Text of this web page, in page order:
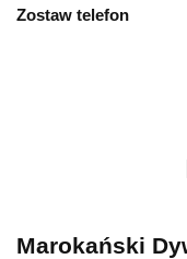
Zostaw telefon
Marokański